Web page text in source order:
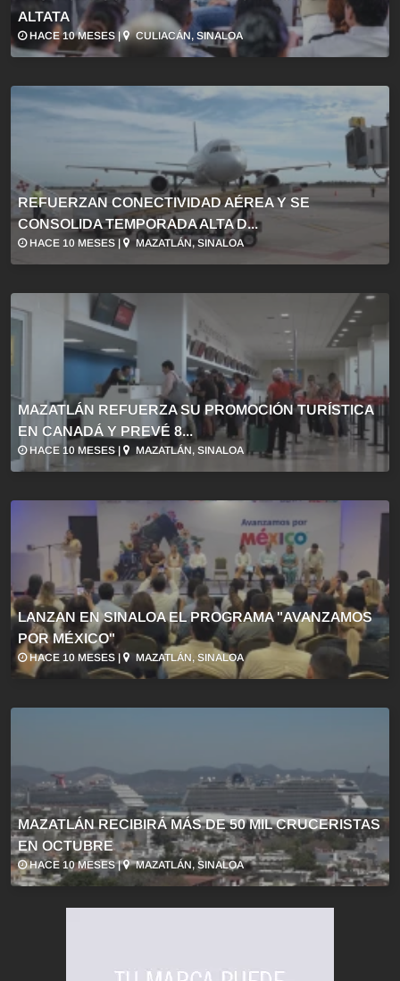
ALTATA
HACE 10 MESES | CULIACÁN, SINALOA
REFUERZAN CONECTIVIDAD AÉREA Y SE
CONSOLIDA TEMPORADA ALTA D...
HACE 10 MESES | MAZATLÁN, SINALOA
MAZATLÁN REFUERZA SU PROMOCIÓN TURÍSTICA
EN CANADÁ Y PREVÉ 8...
HACE 10 MESES | MAZATLÁN, SINALOA
LANZAN EN SINALOA EL PROGRAMA "AVANZAMOS
POR MÉXICO"
HACE 10 MESES | MAZATLÁN, SINALOA
MAZATLÁN RECIBIRÁ MÁS DE 50 MIL CRUCERISTAS
EN OCTUBRE
HACE 10 MESES | MAZATLÁN, SINALOA